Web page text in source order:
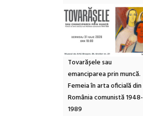
Tovarășele sau
emanciparea prin muncă.
Femeia în arta oficială din
România comunistă 1948-
1989